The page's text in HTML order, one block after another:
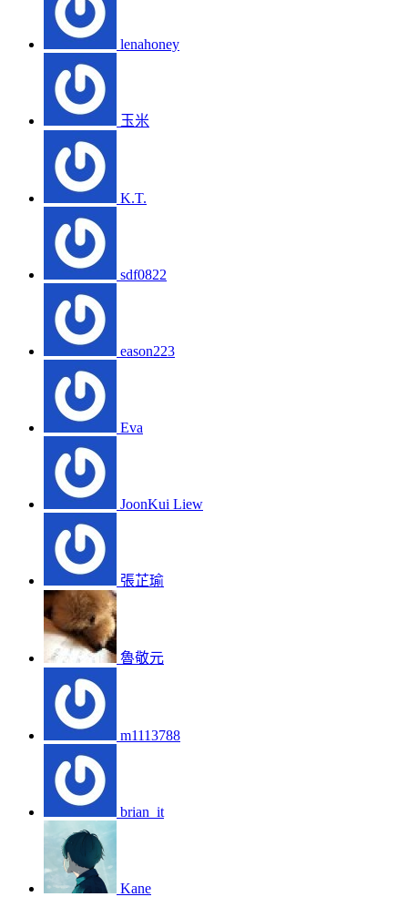
lenahoney
玉米
K.T.
sdf0822
eason223
Eva
JoonKui Liew
張芷瑜
魯敬元
m1113788
brian_it
Kane